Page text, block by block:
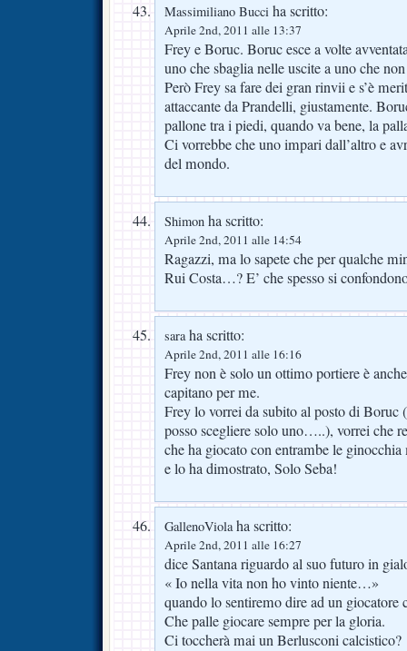
Massimiliano Bucci ha scritto:
Aprile 2nd, 2011 alle 13:37
Frey e Boruc. Boruc esce a volte
uno che sbaglia nelle uscite a uno che
Però Frey sa fare dei gran rinvii e s’è
attaccante da Prandelli, giustamente.
pallone tra i piedi, quando va bene, la
Ci vorrebbe che uno impari dall’altro e
del mondo.
Shimon ha scritto:
Aprile 2nd, 2011 alle 14:54
Ragazzi, ma lo sapete che per qualche
Rui Costa…? E’ che spesso si
saraha scritto:
Aprile 2nd, 2011 alle 16:16
Frey non è solo un ottimo portiere è
capitano per me.
Frey lo vorrei da subito al posto di Boruc
posso scegliere solo uno…..), vorrei che
che ha giocato con entrambe le
e lo ha dimostrato, Solo Seba!
GallenoViolaha scritto:
Aprile 2nd, 2011 alle 16:27
dice Santana riguardo al suo futuro in
« Io nella vita non ho vinto niente…»
quando lo sentiremo dire ad un giocatore
Che palle giocare sempre per la gloria.
Ci toccherà mai un Berlusconi calcistico?